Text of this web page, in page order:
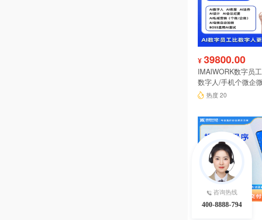
¥ 39800.00
IMAIWORK数字员
数字人/手机个微企
陪练/电销/客服/法
热度 20
咨询热线
400-8888-794